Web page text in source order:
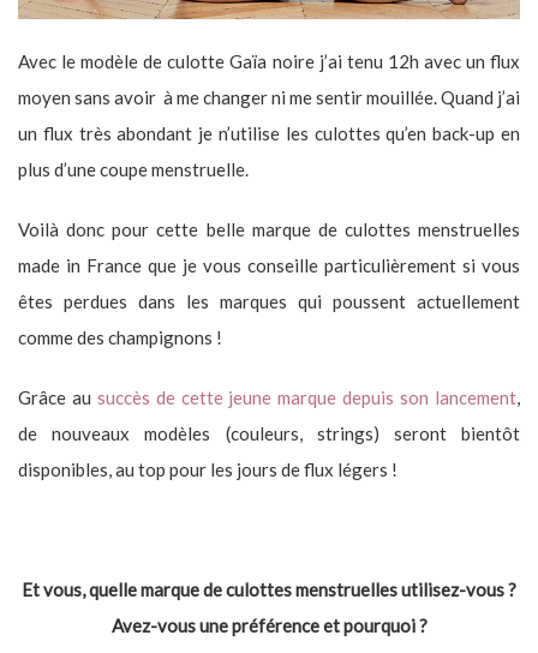
Avec le modèle de culotte Gaïa noire j’ai tenu 12h avec un flux
moyen sans avoir à me changer ni me sentir mouillée. Quand j’ai
un flux très abondant je n’utilise les culottes qu’en back-up en
plus d’une coupe menstruelle.
Voilà donc pour cette belle marque de culottes menstruelles
made in France que je vous conseille particulièrement si vous
êtes perdues dans les marques qui poussent actuellement
comme des champignons !
Grâce au succès de cette jeune marque depuis son lancement,
de nouveaux modèles (couleurs, strings) seront bientôt
disponibles, au top pour les jours de flux légers !
Et vous, quelle marque de culottes menstruelles utilisez-vous ?
Avez-vous une préférence et pourquoi ?